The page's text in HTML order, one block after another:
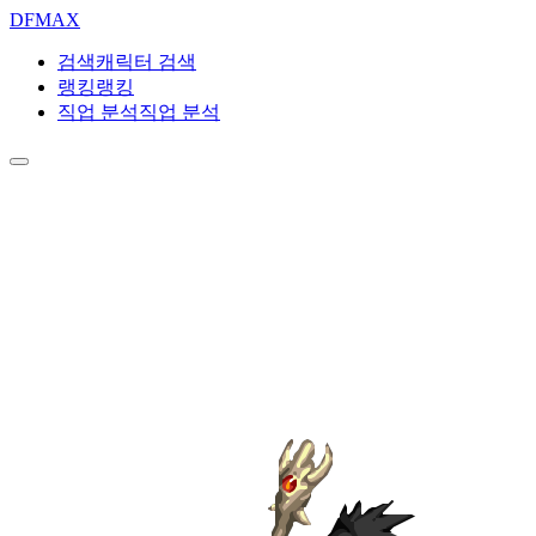
DFMAX
검색캐릭터 검색
랭킹랭킹
직업 분석직업 분석